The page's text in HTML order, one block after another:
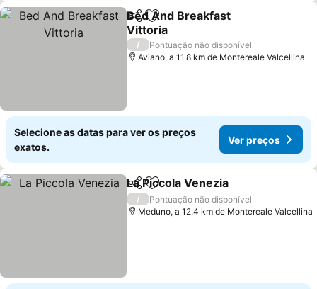
PartilharAdicionar aos favoritos
Bed And Breakfast
Vittoria
/
Pontuação não disponível
Aviano, a 11.8 km de Montereale Valcellina
Selecione as datas para ver os preços
exatos.
Ver preços
PartilharAdicionar aos favoritos
La Piccola Venezia
/
Pontuação não disponível
Meduno, a 12.4 km de Montereale Valcellina